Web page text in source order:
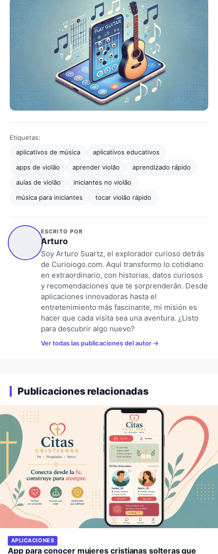
Etiquetas:
aplicativos de música
aplicativos educativos
apps de violão
aprender violão
aprendizado rápido
aulas de violão
iniciantes no violão
música para iniciantes
tocar violão rápido
ESCRITO POR
Arturo
Soy Arturo Suartz, el explorador curioso detrás
de Curioiogo.com. Aquí transformo lo cotidiano
en extraordinario, con historias, datos curiosos
y recomendaciones que te sorprenderán. Desde
aplicaciones innovadoras hasta el
entretenimiento más fascinante, mi misión es
hacer que cada visita sea una aventura. ¿Listo
para descubrir algo nuevo?
Ver todas las publicaciones del autor
Publicaciones relacionadas
APLICACIONES
App para conocer mujeres cristianas solteras que